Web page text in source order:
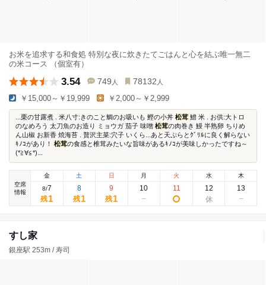
お米を追求する和食処 特別な夜に炊きたてごはんと心を結ぶ唯一無二
の米コース （個室有）
3.54 749 人 78132 人
￥15,000～￥19,999 ￥2,000～￥2,999
...栗の甘露煮 . 米八寸:きのこと鯛のお吸いも 鰹の小丼 松茸 鱧 米 . お供:大トロ
のなめろう 太刀魚のお造り ミョウガ 茄子 味噌 松茸の肉巻き 鰻 半熟卵 ちりめ
ん山椒 お新香 焼海苔 . 贅沢主菜:穴子 いくら...あと天ぷらとｸﾞﾘﾙに良く解らない
ｷﾉｺがあり！ 松茸の食感と椎茸みたいな旨味があるｷﾉｺが美味しかったですね～
(*≧∀≦*)...
空席
情報
金
8/7
残1
土
8
残1
日
9
残1
月
10
火
11
水
12
木
13
すし家
銀座駅 253m / 寿司